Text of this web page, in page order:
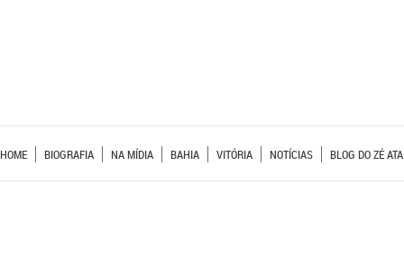
HOME BIOGRAFIA NA MÍDIA BAHIA VITÓRIA NOTÍCIAS BLOG DO ZÉ